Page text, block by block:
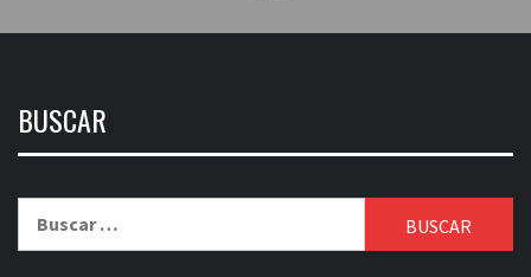
BUSCAR